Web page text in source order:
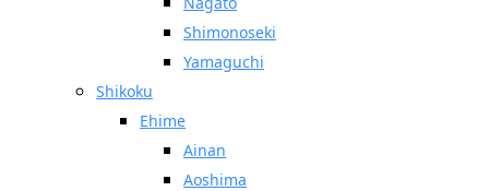
Shimonoseki
Yamaguchi
Shikoku
Ehime
Ainan
Aoshima